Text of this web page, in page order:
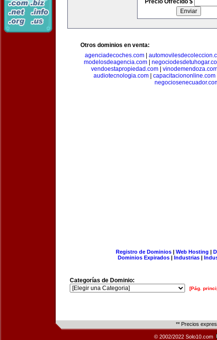
Precio Ofrecido $
Otros dominios en venta:
agenciadecoches.com
modelosdeagencia.com
vendoestapropiedad.com|
audiotecnologia.com
capacitaciononline.com
Registro de Dominios| Web Hosting |
Dominios Expirados | Industrias |
Categorías de Dominio:
[Pág.
** Precios
© 2002/2022 Solo10.com